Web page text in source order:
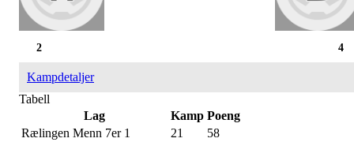
4
2
Kampdetaljer
Tabell
Lag
Kamp Poeng
Rælingen Menn 7er 1
21
58